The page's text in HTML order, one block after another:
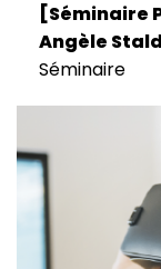
[Séminaire
Angèle
Séminaire